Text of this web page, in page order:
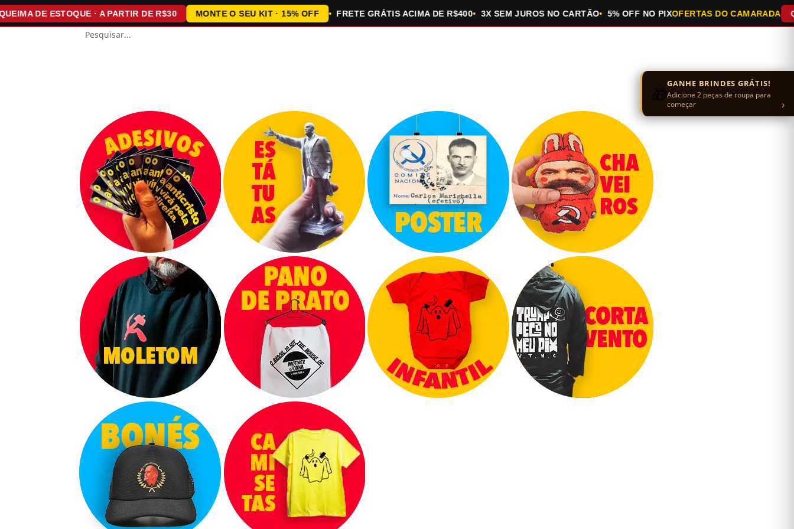
DE ESTOQUE · A PARTIR DE R$30 MONTE O SEU KIT · 15% OFF FRETE GRÁTIS ACIMA DE R$400 3X SEM JUROS NO CARTÃO 5% OFF NO PIXOFERTAS DO CAMARADA
🎁GANHE BRINDES GRÁTIS!
Adicione 2 peças de roupa para
começar
›